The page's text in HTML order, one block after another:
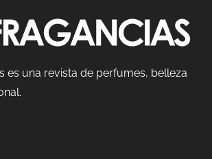
es una revista de perfumes, belleza